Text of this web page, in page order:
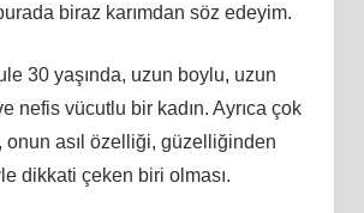
biraz karımdan söz edeyim.
30 yaşında, uzun boylu, uzun
nefis vücutlu bir kadın. Ayrıca çok
onun asıl özelliği, güzelliğinden
dikkati çeken biri olması.